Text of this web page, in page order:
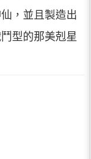
，並且製造出
型的那美剋星